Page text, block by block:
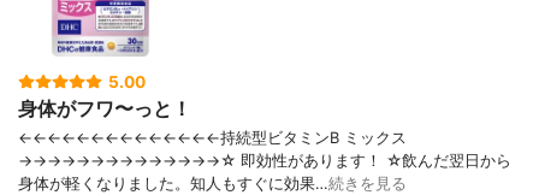
5.00
身体がフワ〜っと！
←←←←←←←←←←←←←←持続型ビタミンB ミックス
→→→→→→→→→→→→→→☆ 即効性があります！ ☆飲んだ翌日から
身体が軽くなりました。知人もすぐに効果…続きを見る